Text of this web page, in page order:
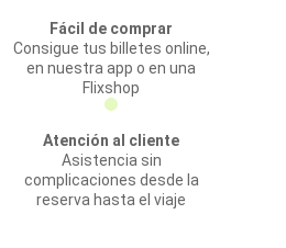
Fácil de comprar
Consigue tus billetes online,
en nuestra app o en una
Flixshop
Atención al cliente
Asistencia sin
complicaciones desde la
reserva hasta el viaje